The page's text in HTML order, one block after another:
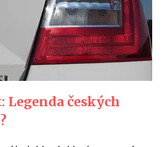
Legenda českých